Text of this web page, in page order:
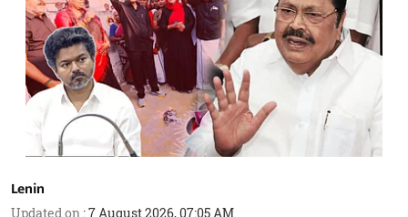
Lenin
Updated on :7 August 2026, 07:05 AM